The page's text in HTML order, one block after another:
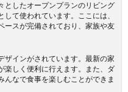
としたオープンプランのリビング
て使われています。ここには、
ースが完備されており、家族や友
ザインがされています。最新の家
楽しく便利に行えます。また、ダ
んなで食事を楽しむことができま